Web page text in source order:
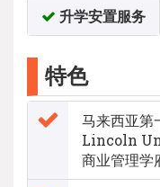
升学安置服务
特色
马来西亚第
Lincoln
商业管理学